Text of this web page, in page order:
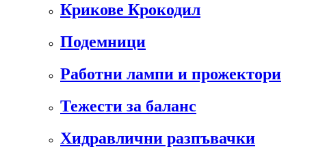
Крикове Крокодил
Подемници
Работни лампи и прожектори
Тежести за баланс
Хидравлични разпъвачки